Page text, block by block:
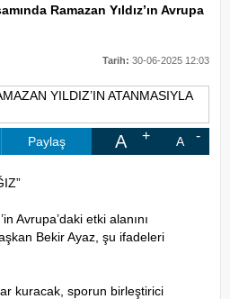
Ramazan Yıldız’ın Avrupa
Tarih: 30-06-2025 12:03
Paylaş A A
Avrupa’daki etki alanını
Bekir Ayaz, şu ifadeleri
kuracak, sporun birleştirici